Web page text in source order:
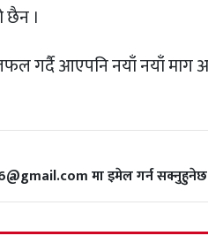
छैन ।
गर्दै आएपनि नयाँ नयाँ माग
मा इमेल गर्न